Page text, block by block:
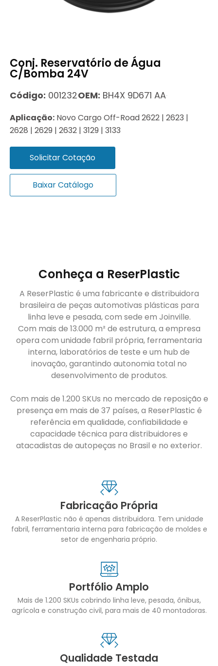
Conj. Reservatório de Água
C/Bomba 24V
Código: 001232OEM: BH4X 9D671 AA
Aplicação: Novo Cargo Off-Road 2622 | 2623 |
2628 | 2629 | 2632 | 3129 | 3133
Solicitar Cotação
Baixar Catálogo
Conheça a ReserPlastic
A ReserPlastic é uma fabricante e distribuidora
brasileira de peças automotivas plásticas para
linha leve e pesada, com sede em Joinville.
Com mais de 13.000 m² de estrutura, a empresa
opera com unidade fabril própria, ferramentaria
interna, laboratórios de teste e um hub de
inovação, garantindo autonomia total no
desenvolvimento de produtos.
Com mais de 1.200 SKUs no mercado de reposição e
presença em mais de 37 países, a ReserPlastic é
referência em qualidade, confiabilidade e
capacidade técnica para distribuidores e
atacadistas de autopeças no Brasil e no exterior.
Fabricação Própria
A ReserPlastic não é apenas distribuidora. Tem unidade
fabril, ferramentaria interna para fabricação de moldes e
setor de engenharia próprio.
Portfólio Amplo
Mais de 1.200 SKUs cobrindo linha leve, pesada, ônibus,
agrícola e construção civil, para mais de 40 montadoras.
Qualidade Testada